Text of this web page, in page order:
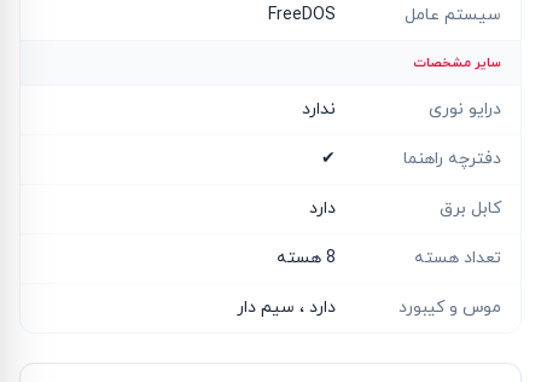
سیستم عامل FreeDOS
سایر مشخصات
درایو نوری ندارد
دفترچه راهنما ✔
کابل برق دارد
تعداد هسته 8 هسته
موس و کیبورد دارد ، سیم دار